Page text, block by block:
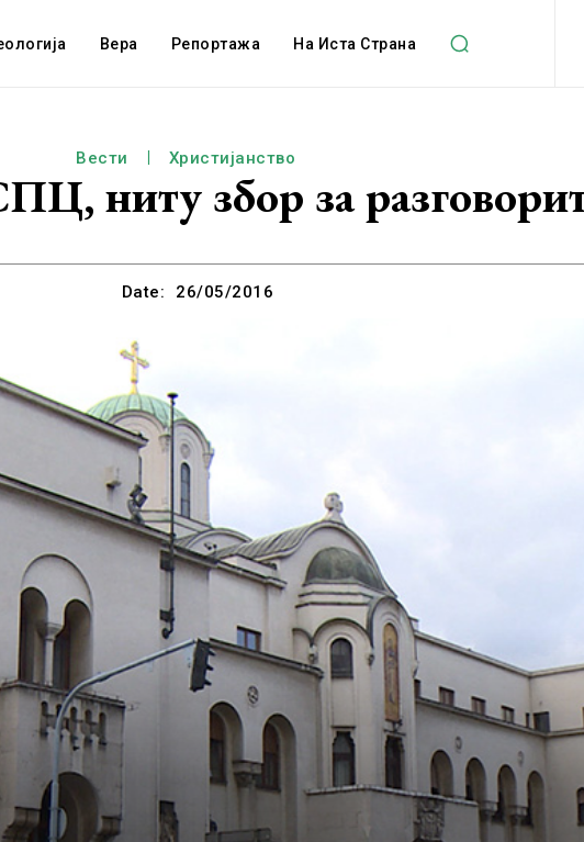
Вера Репортажа На Иста Страна
Вести Христијанство
ниту збор за
Date: 26/05/2016